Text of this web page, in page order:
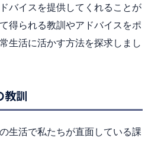
バイスを提供してくれることが
得られる教訓やアドバイスをポ
生活に活かす方法を探求しまし
教訓
生活で私たちが直面している課